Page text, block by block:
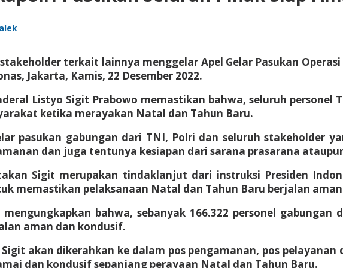
terkait lainnya menggelar Apel Gelar Pasukan
Jakarta, Kamis, 22 Desember 2022.
Listyo Sigit Prabowo memastikan bahwa, seluruh
ketika merayakan Natal dan Tahun Baru.
pasukan gabungan dari TNI, Polri dan seluruh stakeholder
dan juga tentunya kesiapan dari sarana prasarana
Sigit merupakan tindaklanjut dari instruksi Presiden
memastikan pelaksanaan Natal dan Tahun Baru berjalan
bahwa, sebanyak 166.322 personel
aman dan kondusif.
akan dikerahkan ke dalam pos pengamanan, pos
dan kondusif sepanjang perayaan Natal dan Tahun Baru.